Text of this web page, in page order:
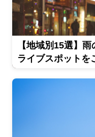
【地域別15選】
ライブスポットを